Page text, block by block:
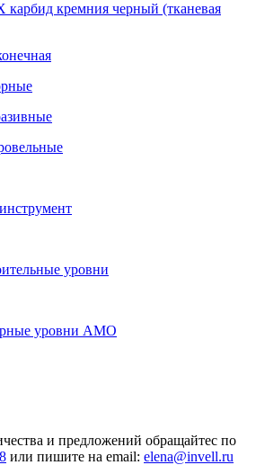
карбид кремния черный (тканевая
уровни
уровни AMO
и предложений обращайтес по
или пишите на email: elena@invell.ru